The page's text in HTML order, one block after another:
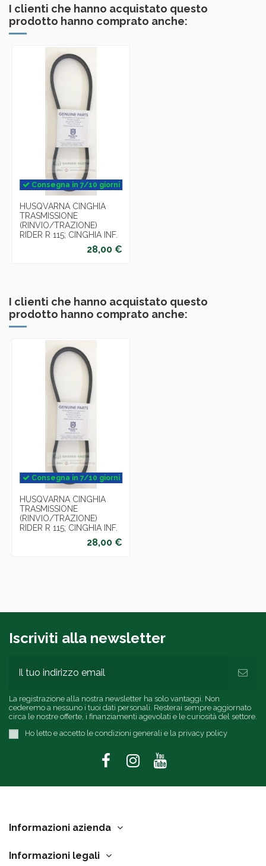
I clienti che hanno acquistato questo
prodotto hanno comprato anche:
Consegna in 7/10 giorni
HUSQVARNA CINGHIA
TRASMISSIONE
(RINVIO/TRAZIONE)
RIDER R 115; CINGHIA INF.
28,00 €
I clienti che hanno acquistato questo
prodotto hanno comprato anche:
Consegna in 7/10 giorni
HUSQVARNA CINGHIA
TRASMISSIONE
(RINVIO/TRAZIONE)
RIDER R 115; CINGHIA INF.
28,00 €
Iscriviti alla newsletter
La registrazione alla nostra newsletter ha solo vantaggi. Non
cederemo a nessuno i tuoi dati personali. Resterai sempre aggiornato
circa le nostre offerte, i finanziamenti agevolati e le curiosità del settore.
Ho letto e accetto le condizioni generali e la privacy policy
Informazioni azienda
Informazioni legali